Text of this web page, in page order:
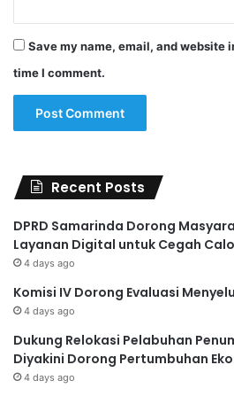
Save my name, email, and website
time I comment.
Recent Posts
DPRD Samarinda Dorong
Layanan Digital untuk Cegah
4 days ago
Komisi IV Dorong Evaluasi
4 days ago
Dukung Relokasi Pelabuhan
Diyakini Dorong Pertumbuhan
4 days ago